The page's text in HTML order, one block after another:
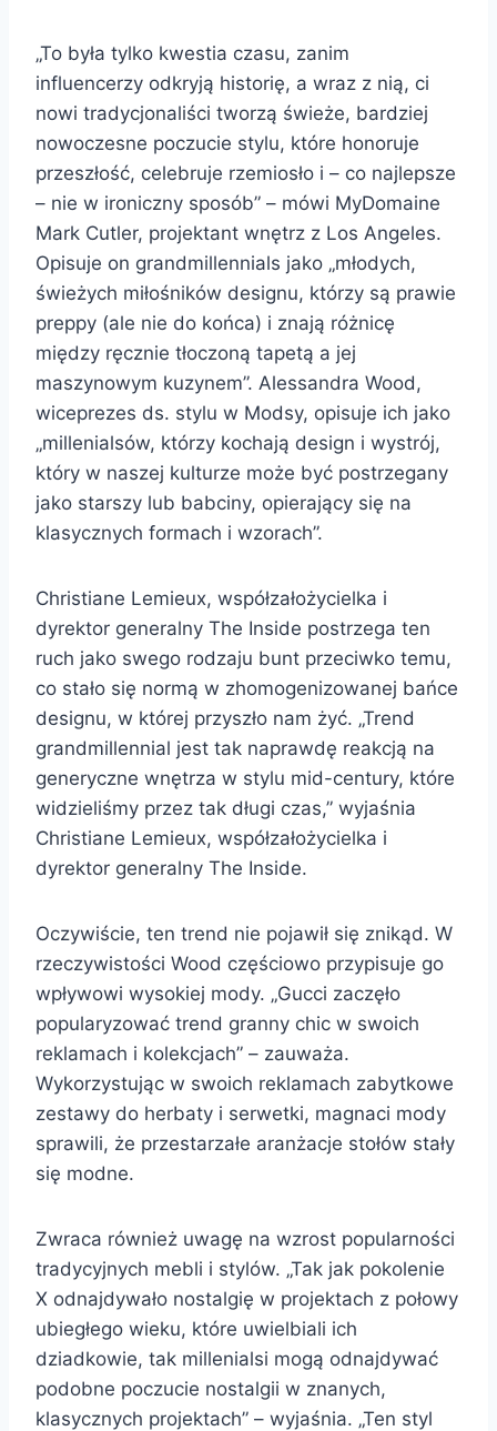
„To była tylko kwestia czasu, zanim
influencerzy odkryją historię, a wraz z nią, ci
nowi tradycjonaliści tworzą świeże, bardziej
nowoczesne poczucie stylu, które honoruje
przeszłość, celebruje rzemiosło i – co najlepsze
– nie w ironiczny sposób” – mówi MyDomaine
Mark Cutler, projektant wnętrz z Los Angeles.
Opisuje on grandmillennials jako „młodych,
świeżych miłośników designu, którzy są prawie
preppy (ale nie do końca) i znają różnicę
między ręcznie tłoczoną tapetą a jej
maszynowym kuzynem”. Alessandra Wood,
wiceprezes ds. stylu w Modsy, opisuje ich jako
„millenialsów, którzy kochają design i wystrój,
który w naszej kulturze może być postrzegany
jako starszy lub babciny, opierający się na
klasycznych formach i wzorach”.
Christiane Lemieux, współzałożycielka i
dyrektor generalny The Inside postrzega ten
ruch jako swego rodzaju bunt przeciwko temu,
co stało się normą w zhomogenizowanej bańce
designu, w której przyszło nam żyć. „Trend
grandmillennial jest tak naprawdę reakcją na
generyczne wnętrza w stylu mid-century, które
widzieliśmy przez tak długi czas,” wyjaśnia
Christiane Lemieux, współzałożycielka i
dyrektor generalny The Inside.
Oczywiście, ten trend nie pojawił się znikąd. W
rzeczywistości Wood częściowo przypisuje go
wpływowi wysokiej mody. „Gucci zaczęło
popularyzować trend granny chic w swoich
reklamach i kolekcjach” – zauważa.
Wykorzystując w swoich reklamach zabytkowe
zestawy do herbaty i serwetki, magnaci mody
sprawili, że przestarzałe aranżacje stołów stały
się modne.
Zwraca również uwagę na wzrost popularności
tradycyjnych mebli i stylów. „Tak jak pokolenie
X odnajdywało nostalgię w projektach z połowy
ubiegłego wieku, które uwielbiali ich
dziadkowie, tak millenialsi mogą odnajdywać
podobne poczucie nostalgii w znanych,
klasycznych projektach” – wyjaśnia. „Ten styl